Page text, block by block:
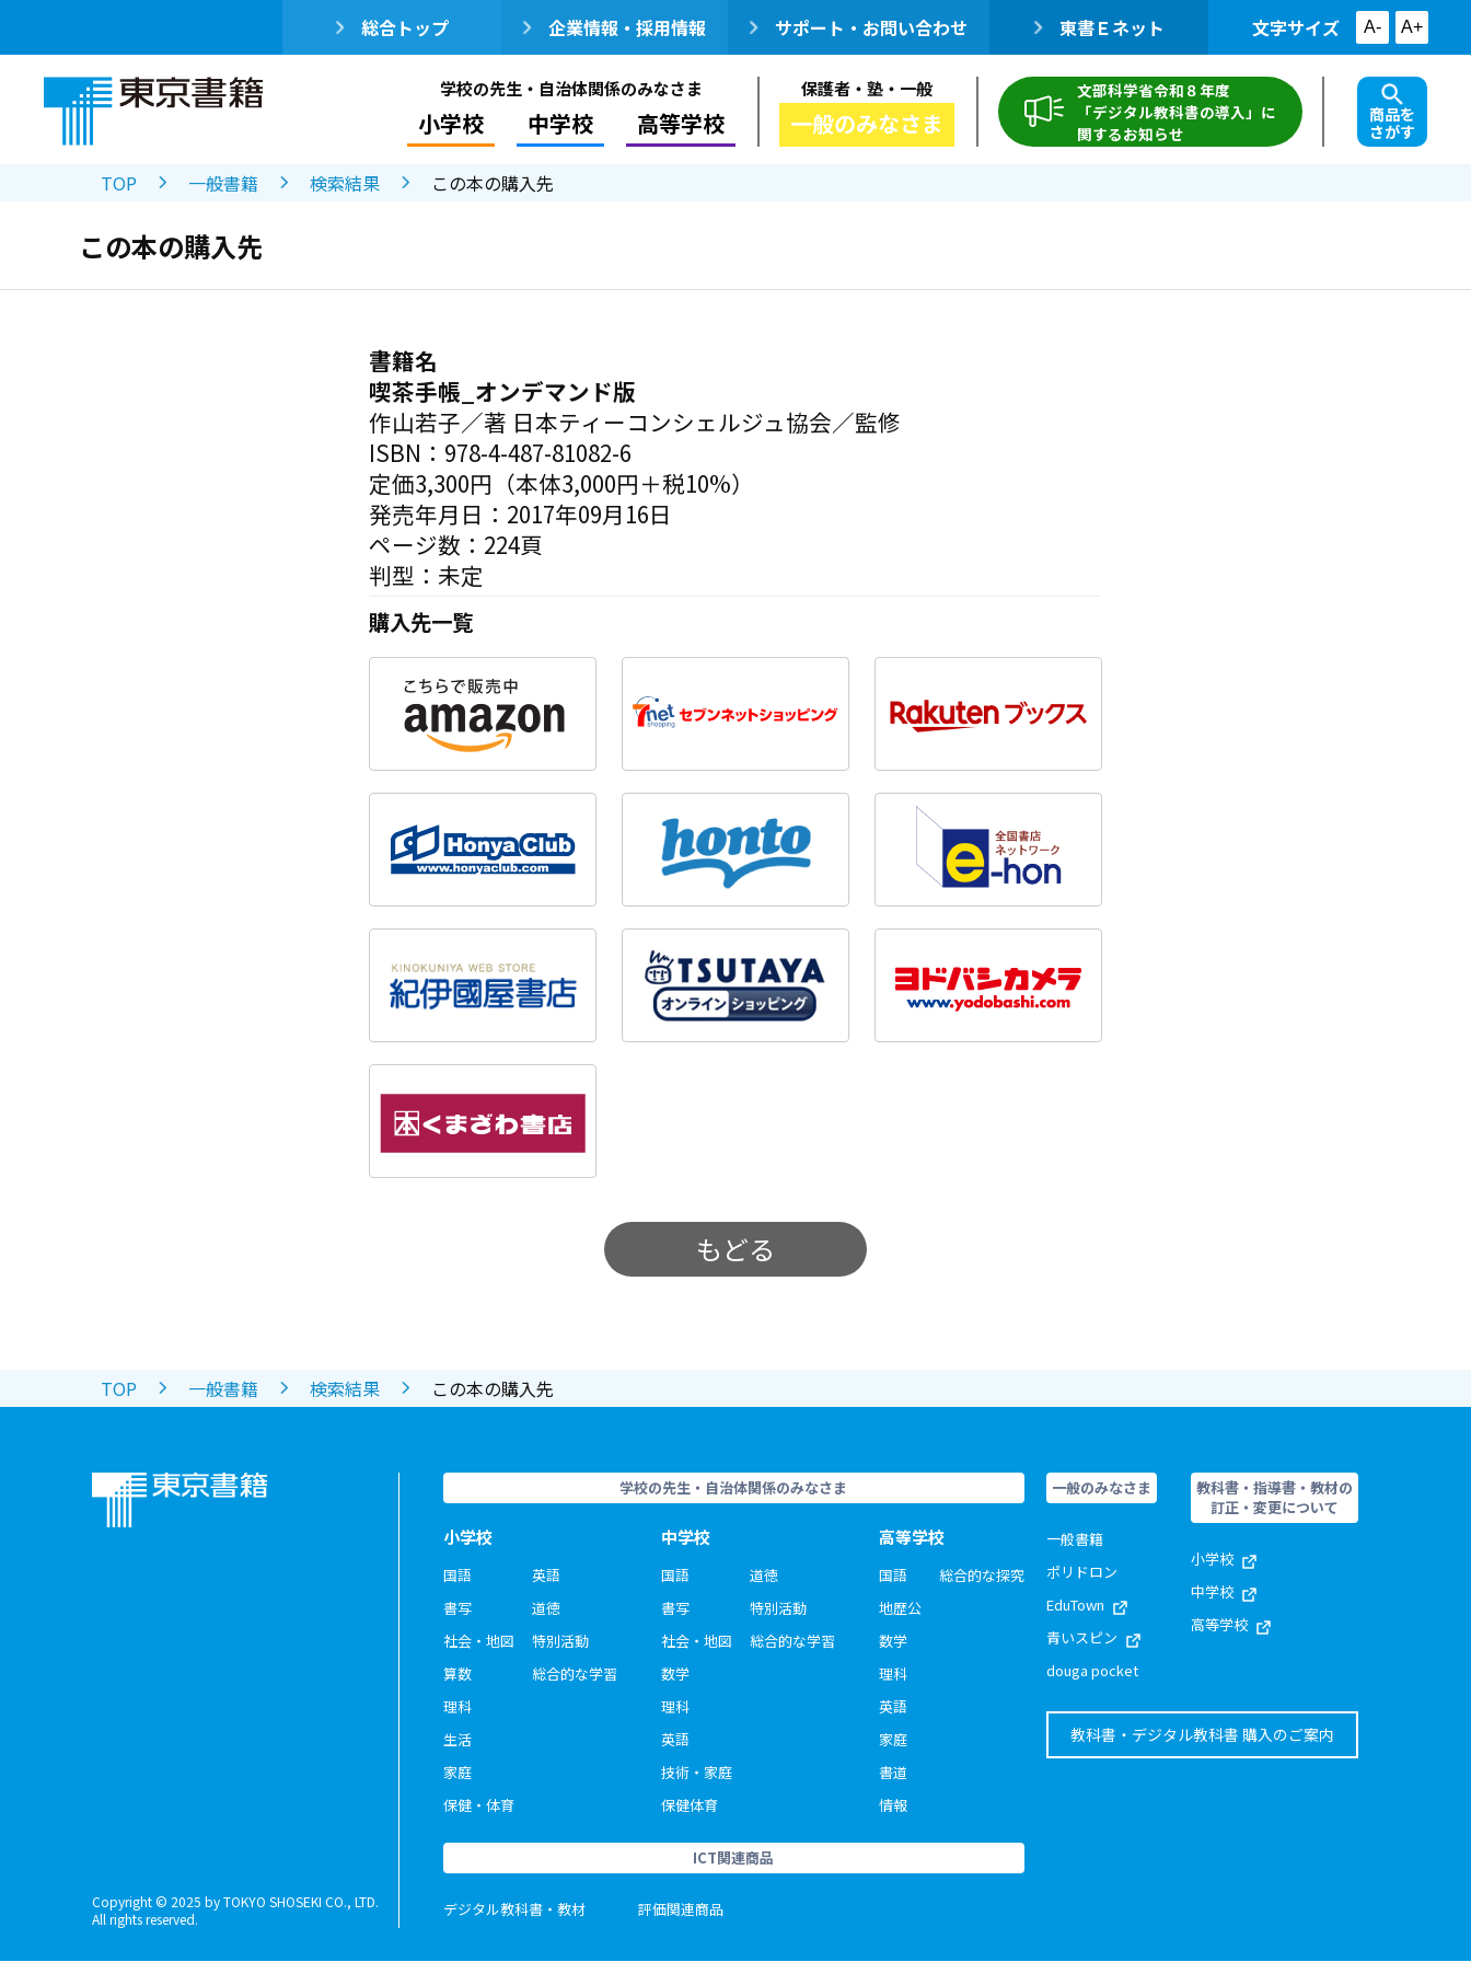
総合トップ 企業情報・採用情報 サポート・お問い合わせ 東書Ｅネット 文字サイズ A- A+
学校の先生・自治体関係のみなさま
小学校 中学校 高等学校
保護者・塾・一般
一般のみなさま
文部科学省令和８年度
「デジタル教科書の導入」に
関するお知らせ
商品を
さがす
TOP 一般書籍 検索結果 この本の購入先
この本の購入先
書籍名
喫茶手帳_オンデマンド版
作山若子／著 日本ティーコンシェルジュ協会／監修
ISBN：978-4-487-81082-6
定価3,300円（本体3,000円＋税10%）
発売年月日：2017年09月16日
ページ数：224頁
判型：未定
購入先一覧
もどる
TOP 一般書籍 検索結果 この本の購入先
Copyright © 2025 by TOKYO SHOSEKI CO., LTD.
All rights reserved.
学校の先生・自治体関係のみなさま
小学校
国語
書写
社会・地図
算数
理科
生活
家庭
保健・体育
英語
道徳
特別活動
総合的な学習
中学校
国語
書写
社会・地図
数学
理科
英語
技術・家庭
保健体育
道徳
特別活動
総合的な学習
高等学校
国語
地歴公
数学
理科
英語
家庭
書道
情報
総合的な探究
ICT関連商品
デジタル教科書・教材 評価関連商品
一般のみなさま
一般書籍
ポリドロン
EduTown
青いスピン
douga pocket
教科書・指導書・教材の
訂正・変更について
小学校
中学校
高等学校
教科書・デジタル教科書 購入のご案内